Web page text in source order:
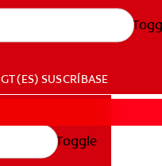
GT (ES) SUSCRÍBASE
Toggle